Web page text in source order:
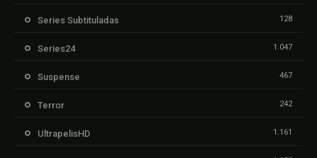
Series Subtituladas 128
Series24 1.047
Suspense 467
Terror 242
UltrapelisHD 1.161